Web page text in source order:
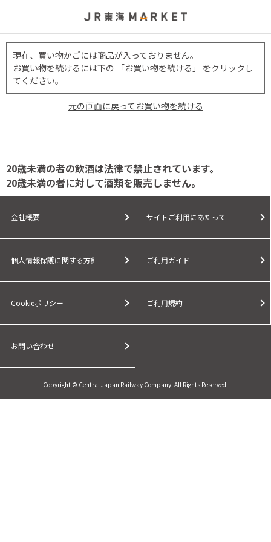
現在、買い物かごには商品が入っておりません。
お買い物を続けるには下の 「お買い物を続ける」 をクリックし
てください。
元の画面に戻ってお買い物を続ける
20歳未満の者の飲酒は法律で禁止されています。
20歳未満の者に対して酒類を販売しません。
会社概要 サイトご利用にあたって
個人情報保護に関する方針 ご利用ガイド
Cookieポリシー ご利用規約
お問い合わせ
Copyright © Central Japan Railway Company. All Rights Reserved.